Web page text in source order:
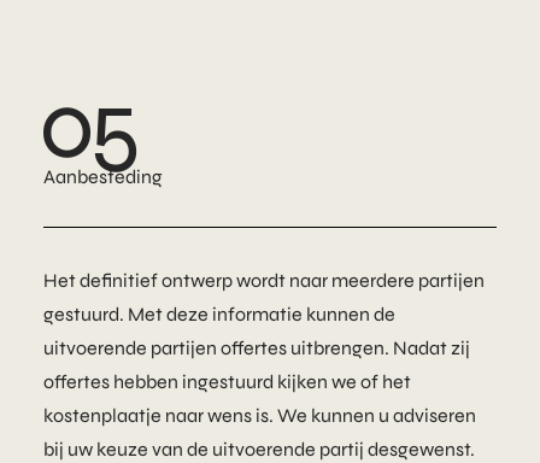
05
Aanbesteding
Het definitief ontwerp wordt naar meerdere partijen
gestuurd. Met deze informatie kunnen de
uitvoerende partijen offertes uitbrengen. Nadat zij
offertes hebben ingestuurd kijken we of het
kostenplaatje naar wens is. We kunnen u adviseren
bij uw keuze van de uitvoerende partij desgewenst.